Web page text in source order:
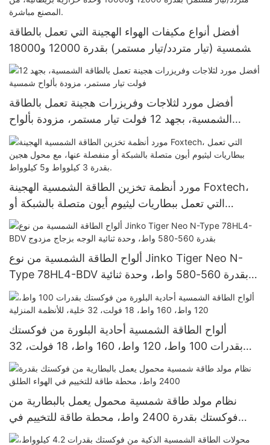
أفضل أنواع مكيفات الهواء الهجينة التي تعمل بالطاقة
الشمسية (تيار متردد/تيار مستمر) بقدرة 12000 و18000
أفضل مورد لثلاجات وفريزرات هجينة تعمل بالطاقة
الشمسية، بجهد 12 فولت تيار مستمر، مزودة بألواح
شمسية
مورد أنظمة تخزين الطاقة الشمسية الهجينة Foxtech،
التي تعمل ببطاريات ليثيوم أيون متصلة بالشبكة أو
منفصلة عنها، مع محول هجين بقدرة 3 كيلوواط و5
ألواح الطاقة الشمسية من نوع Jinko Tiger Neo N-
Type 78HL4-BDV بقدرة 560-580 واط، وحدة ثنائية
الوجه بزجاج مزدوج
ألواح الطاقة الشمسية أحادية البلورة من فوكستك
بقدرات 100 واط، 120 واط، 160 واط، 18 فولت، 32
خلية، للأنظمة المنزلية
نظام مولد طاقة شمسية محمول يعمل بالبطارية من
فوكستك بقدرة 2400 واط، محطة طاقة للتخييم في
الهواء الطلق